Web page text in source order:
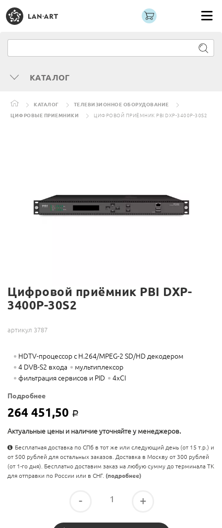
КАТАЛОГ
КАТАЛОГ
ТЕЛЕВИЗИОННОЕ ОБОРУДОВАНИЕ
ЦИФРОВЫЕ ПРИЕМНИКИ
ЦИФРОВОЙ ПРИЁМНИК PBI DXP-3400P-30S2
Цифровой приёмник PBI DXP-
3400P-30S2
артикул 3787
HDTV-процессор с H.264/MPEG-2 SD/HD декодером
4 DVB-S2 входа
мультиплексор
фильтрация сервисов и PID
4xCI
Подробнее
264 451,50 Р
Актуальные цены и наличие уточняйте у менеджеров.
Бесплатная доставка по СПб в тот же или следующий день (от 15 т.р.) и
от 500 рублей для остальных заказов. Доставка в Москву от 300 рублей
(от 1-го дня). Бесплатно доставим заказ на любую сумму до терминала ТК
для отправки по России или в СНГ. (подробнее)
- +